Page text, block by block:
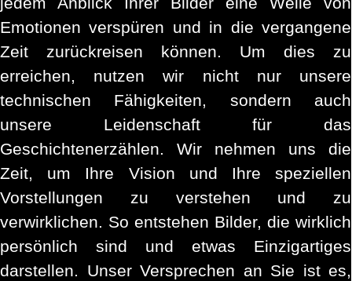
Emotionen verspüren und in die vergangene
Zeit zurückreisen können. Um dies zu
erreichen, nutzen wir nicht nur unsere
technischen Fähigkeiten, sondern auch
unsere Leidenschaft für das
Geschichtenerzählen. Wir nehmen uns die
Zeit, um Ihre Vision und Ihre speziellen
Vorstellungen zu verstehen und zu
verwirklichen. So entstehen Bilder, die wirklich
persönlich sind und etwas Einzigartiges
darstellen. Unser Versprechen an Sie ist es,